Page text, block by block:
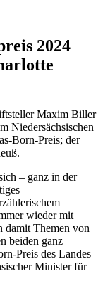
2024
Maxim Biller
Niedersächsischen
Born-Preis; der
– ganz in der
wieder mit
damit Themen von
beiden ganz
Preis des Landes
Minister für